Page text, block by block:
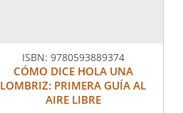
ISBN: 9780593889374
CÓMO DICE HOLA UNA
LOMBRIZ: PRIMERA GUÍA AL
AIRE LIBRE